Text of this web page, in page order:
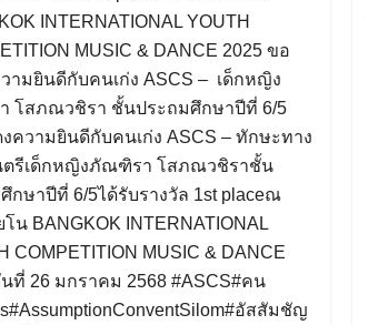
INTERNATIONAL YOUTH
MUSIC & DANCE 2025 ขอ
ามยินดีกับคนเก่ง ASCS – เด็กหญิง
โสภณวชิรา ชั้นประถมศึกษาปีที่ 6/5
ความยินดีกับคนเก่ง ASCS – ทักษะทาง
ตรีเด็กหญิงภัณฑิรา โสภณวชิราชั้น
กษาปีที่ 6/5ได้รับรางวัล 1st placeณ
โน BANGKOK INTERNATIONAL
COMPETITION MUSIC & DANCE
นที่ 26 มกราคม 2568 #ASCS#คน
อัสสัมชัญ